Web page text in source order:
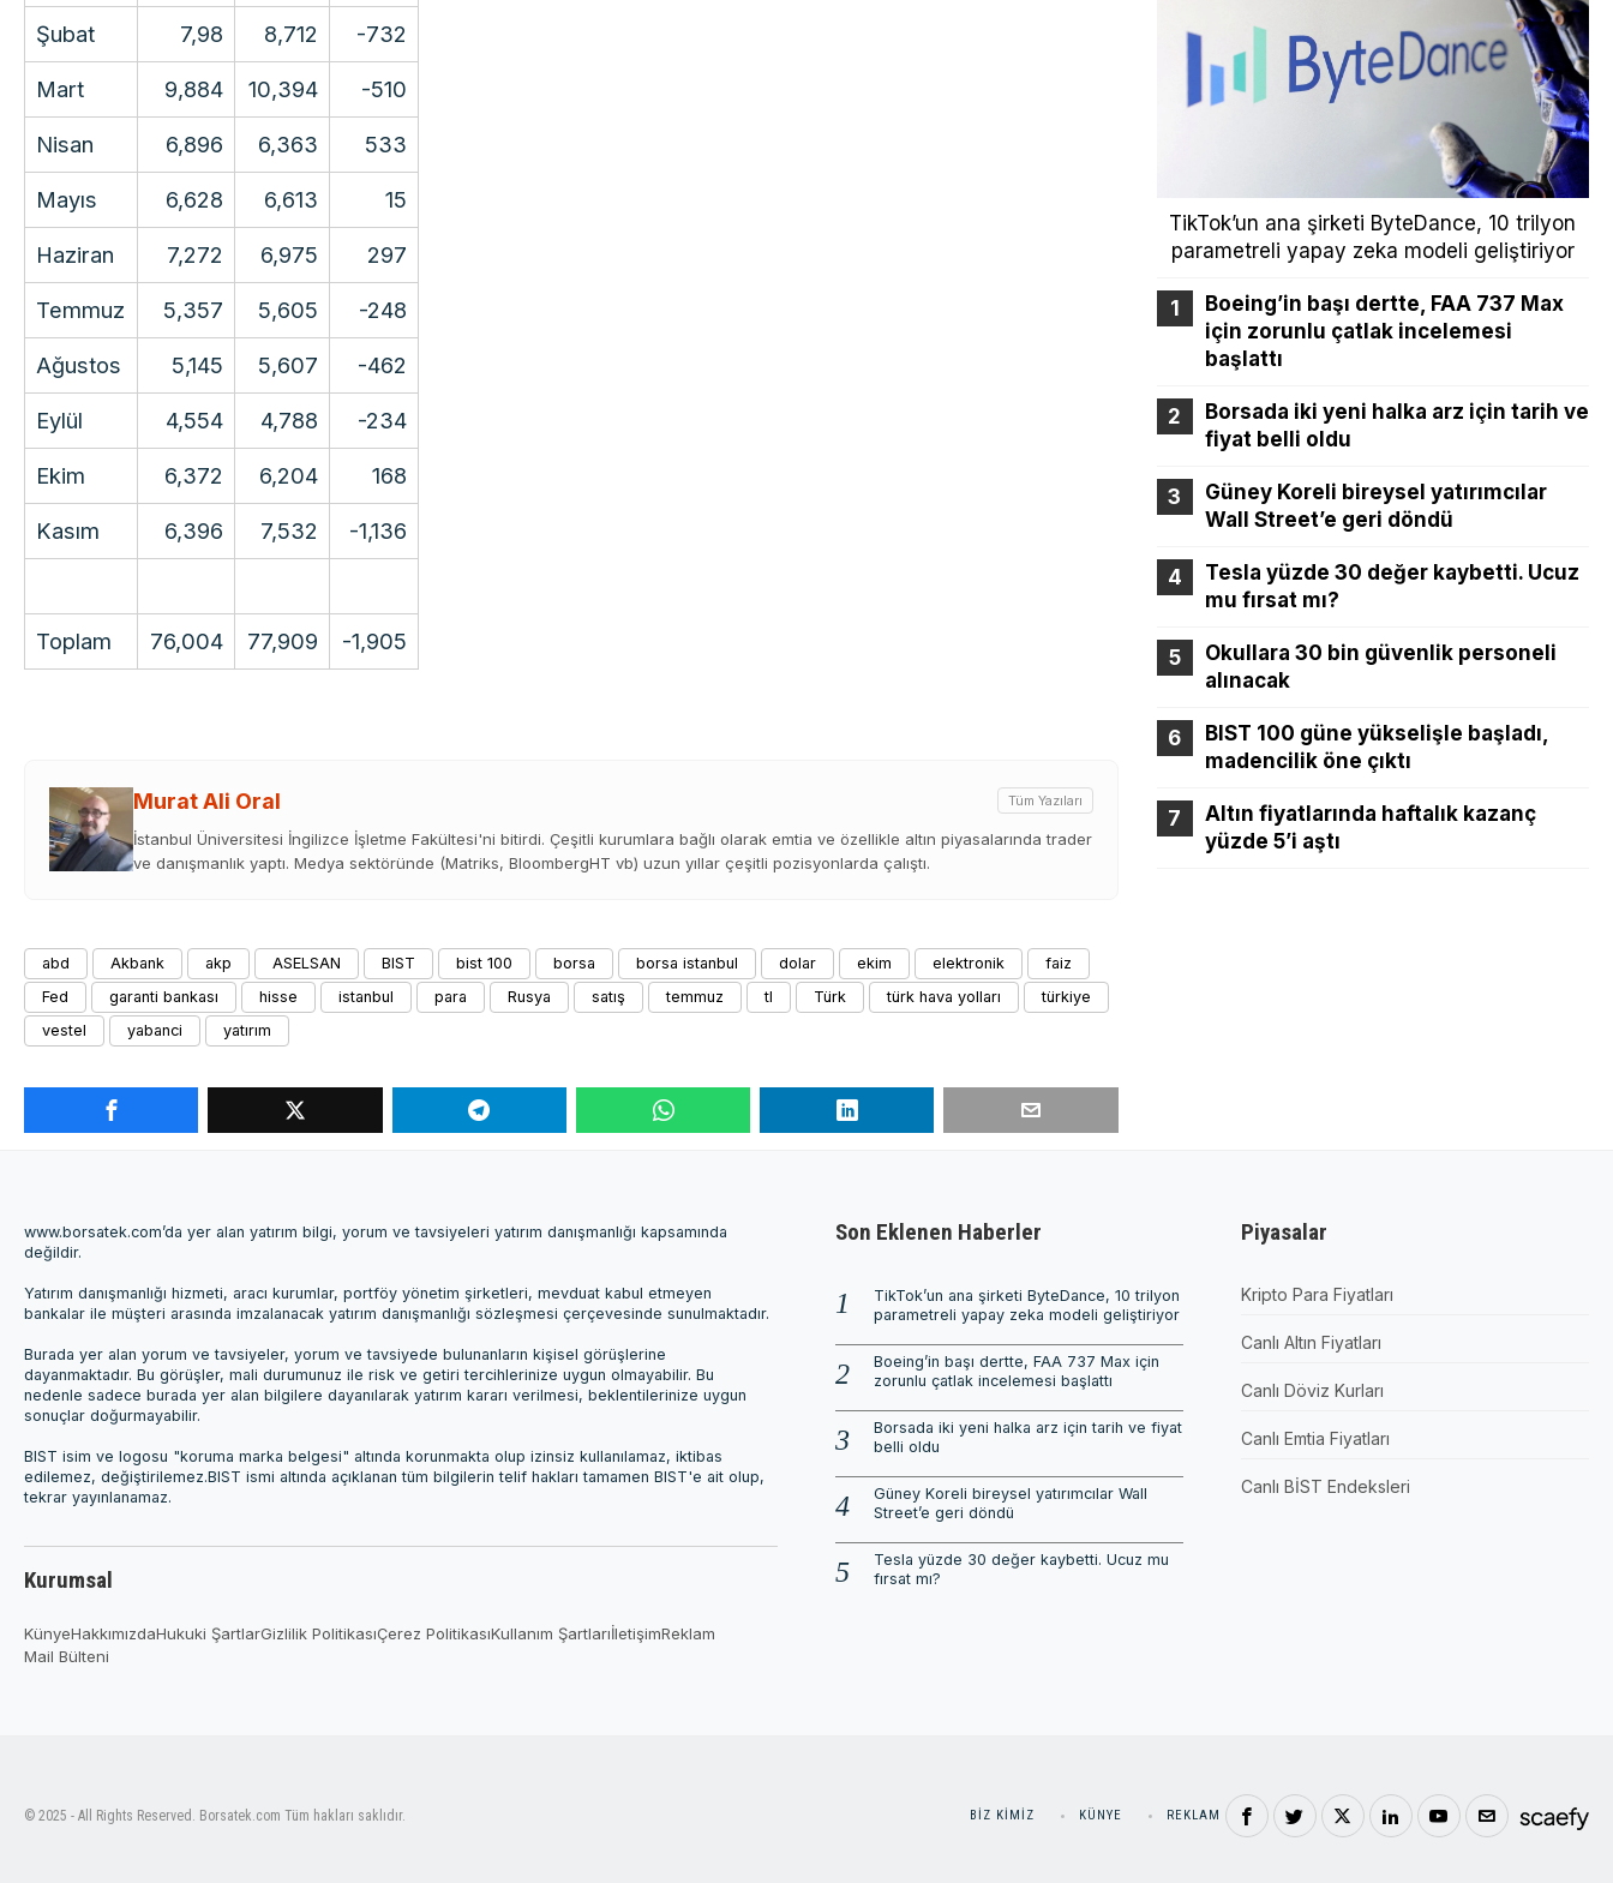
Şubat 7,98 8,712 -732
Mart 9,884 10,394 -510
Nisan 6,896 6,363 533
Mayıs 6,628 6,613 15
Haziran 7,272 6,975 297
Temmuz 5,357 5,605 -248
Ağustos 5,145 5,607 -462
Eylül 4,554 4,788 -234
Ekim 6,372 6,204 168
Kasım 6,396 7,532 -1,136
Toplam 76,004 77,909 -1,905
Murat Ali Oral Tüm Yazıları
İstanbul Üniversitesi İngilizce İşletme Fakültesi'ni bitirdi. Çeşitli kurumlara bağlı olarak emtia ve özellikle altın piyasalarında trader
ve danışmanlık yaptı. Medya sektöründe (Matriks, BloombergHT vb) uzun yıllar çeşitli pozisyonlarda çalıştı.
abd Akbank akp ASELSAN BIST bist 100 borsa borsa istanbul dolar ekim elektronik
faiz
Fed
garanti bankası hisse istanbul para Rusya satış temmuz tl Türk türk hava yolları
türkiye
vestel
yabanci yatırım
TikTok’un ana şirketi ByteDance, 10 trilyon
parametreli yapay zeka modeli geliştiriyor
Boeing’in başı dertte, FAA 737 Max
için zorunlu çatlak incelemesi
başlattı
Borsada iki yeni halka arz için tarih ve
fiyat belli oldu
Güney Koreli bireysel yatırımcılar
Wall Street’e geri döndü
Tesla yüzde 30 değer kaybetti. Ucuz
mu fırsat mı?
Okullara 30 bin güvenlik personeli
alınacak
BIST 100 güne yükselişle başladı,
madencilik öne çıktı
Altın fiyatlarında haftalık kazanç
yüzde 5’i aştı
www.borsatek.com’da yer alan yatırım bilgi, yorum ve tavsiyeleri yatırım danışmanlığı kapsamında
değildir.
Yatırım danışmanlığı hizmeti, aracı kurumlar, portföy yönetim şirketleri, mevduat kabul etmeyen
bankalar ile müşteri arasında imzalanacak yatırım danışmanlığı sözleşmesi çerçevesinde sunulmaktadır.
Burada yer alan yorum ve tavsiyeler, yorum ve tavsiyede bulunanların kişisel görüşlerine
dayanmaktadır. Bu görüşler, mali durumunuz ile risk ve getiri tercihlerinize uygun olmayabilir. Bu
nedenle sadece burada yer alan bilgilere dayanılarak yatırım kararı verilmesi, beklentilerinize uygun
sonuçlar doğurmayabilir.
BIST isim ve logosu "koruma marka belgesi" altında korunmakta olup izinsiz kullanılamaz, iktibas
edilemez, değiştirilemez.BIST ismi altında açıklanan tüm bilgilerin telif hakları tamamen BIST'e ait olup,
tekrar yayınlanamaz.
Kurumsal
KünyeHakkımızdaHukuki ŞartlarGizlilik PolitikasıÇerez PolitikasıKullanım ŞartlarıİletişimReklam
Mail Bülteni
Son Eklenen Haberler
TikTok’un ana şirketi ByteDance, 10 trilyon
parametreli yapay zeka modeli geliştiriyor
Boeing’in başı dertte, FAA 737 Max için
zorunlu çatlak incelemesi başlattı
Borsada iki yeni halka arz için tarih ve fiyat
belli oldu
Güney Koreli bireysel yatırımcılar Wall
Street’e geri döndü
Tesla yüzde 30 değer kaybetti. Ucuz mu
fırsat mı?
Piyasalar
Kripto Para Fiyatları
Canlı Altın Fiyatları
Canlı Döviz Kurları
Canlı Emtia Fiyatları
Canlı BİST Endeksleri
© 2025 - All Rights Reserved. Borsatek.com Tüm hakları saklıdır. BIZ KIMIZ KÜNYE REKLAM